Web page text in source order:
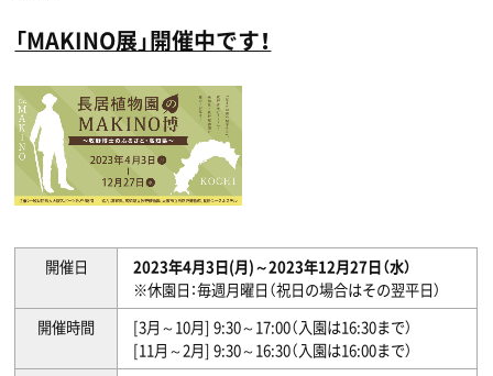
「MAKINO展」開催中です！
開催日
2023年4月3日(月)～2023年12月27日（水）
※休園日：毎週月曜日（祝日の場合はその翌平日）
開催時間
[3月～10月] 9:30～17:00（入園は16:30まで）
[11月～2月] 9:30～16:30（入園は16:00まで）